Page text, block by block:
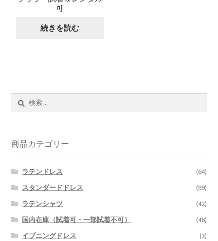
可
続きを読む
商品カテゴリー
ラテンドレス
(64)
スタンダードドレス
(99)
ラテンシャツ
(42)
国内在庫（試着可・一部試着不可）
(46)
イブニングドレス
(3)